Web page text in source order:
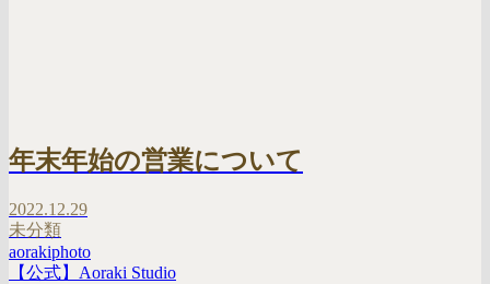
年末年始の営業について
2022.12.29
未分類
aorakiphoto
【公式】Aoraki Studio